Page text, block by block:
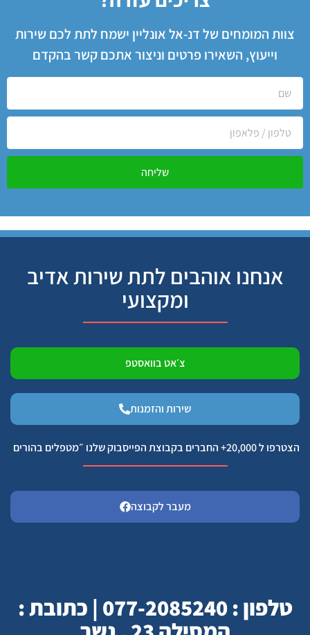
צוות המומחים של דנ-אל אונליין ישמח לתת לכם שירות
וייעוץ, השאירו פרטים וניצור אתכם קשר בהקדם
שליחה
אנחנו אוהבים לתת שירות אדיב
ומקצועי
צ׳אט בוואסטפ
שירות והזמנות
הצטרפו ל 20,000+ החברים בקבוצת הפייסבוק שלנו ״מטפלים בהורים
מעבר לקבוצה
טלפון : 077-2085240 | כתובת :